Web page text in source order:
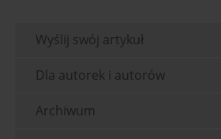
Wyślij swój artykuł
Dla autorek i autorów
Archiwum